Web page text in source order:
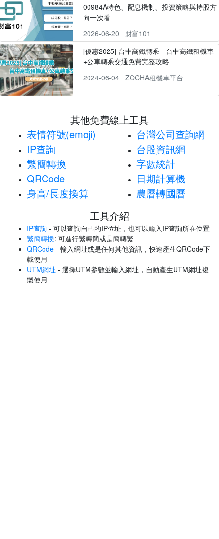
00984A特色、配息機制、投資策略與持股方
向一次看
2026-06-20
財富101
[優惠2025] 台中高鐵轉乘 - 台中高鐵租機車
+公車轉乘交通免費完整攻略
2024-06-04
ZOCHA租機車平台
其他免費線上工具
表情符號(emoji)
IP查詢
繁簡轉換
QRCode
身高/長度換算
台灣公司查詢網
台股資訊網
字數統計
日期計算機
農曆轉國曆
工具介紹
IP查詢 - 可以查詢自己的IP位址，也可以輸入IP查詢所在位置
繁簡轉換: 可進行繁轉簡或是簡轉繁
QRCode - 輸入網址或是任何其他資訊，快速產生QRCode下
載使用
UTM網址 - 選擇UTM參數並輸入網址，自動產生UTM網址複
製使用